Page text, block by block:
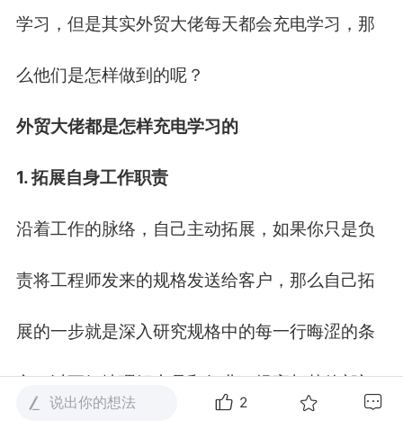
学习，但是其实外贸大佬每天都会充电学习，那
么他们是怎样做到的呢？
外贸大佬都是怎样充电学习的
1.拓展自身工作职责
沿着工作的脉络，自己主动拓展，如果你只是负
责将工程师发来的规格发送给客户，那么自己拓
展的一步就是深入研究规格中的每一行晦涩的条
文，以更好地理解产品和行业，提高与其他部门
说出你的想法 2